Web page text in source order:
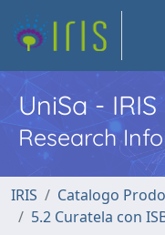
UniSa - IRIS
Research
IRIS Catalogo
5.2 Curatela con